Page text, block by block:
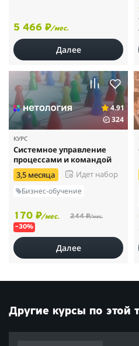
5 466 ₽/мес.
Далее
4.91
324
КУРС
Системное управление
процессами и командой
3,5 месяца
Идет набор
Бизнес-обучение
170 ₽/мес. 244 ₽/мес.
–30%
Далее
Другие курсы по этой